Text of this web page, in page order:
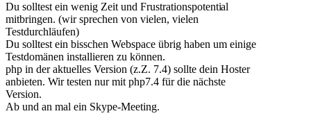
Du solltest ein wenig Zeit und Frustrationspotential
mitbringen. (wir sprechen von vielen, vielen
Testdurchläufen)
Du solltest ein bisschen Webspace übrig haben um einige
Testdomänen installieren zu können.
php in der aktuelles Version (z.Z. 7.4) sollte dein Hoster
anbieten. Wir testen nur mit php7.4 für die nächste
Version.
Ab und an mal ein Skype-Meeting.